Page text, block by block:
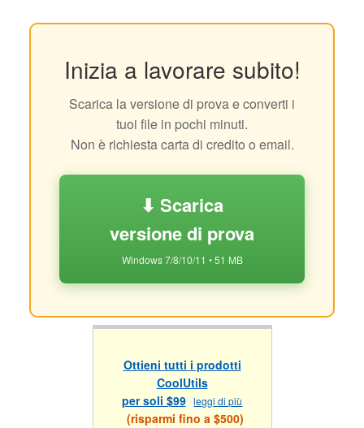
Inizia a lavorare subito!
Scarica la versione di prova e converti i
tuoi file in pochi minuti.
Non è richiesta carta di credito o email.
⬇ Scarica
versione di prova
Windows 7/8/10/11 • 51 MB
Ottieni tutti i prodotti
CoolUtils
per soli $99 leggi di più
(risparmi fino a $500)